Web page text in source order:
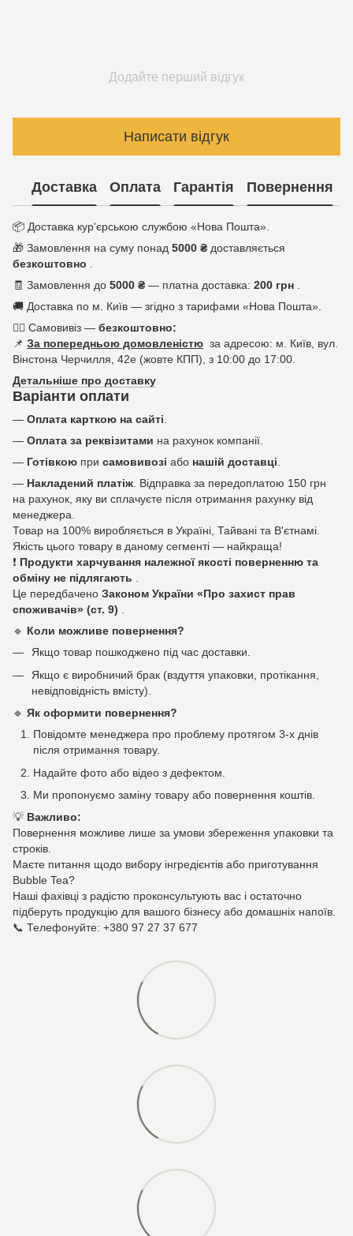
Додайте перший відгук
Написати відгук
Доставка Оплата Гарантія Повернення
📦 Доставка кур'єрською службою «Нова Пошта».
🎁 Замовлення на суму понад 5000 ₴ доставляється
безкоштовно
🧾 Замовлення до 5000 ₴ — платна доставка: 200 грн
🚚 Доставка по м. Київ — згідно з тарифами «Нова Пошта».
🚶‍♀️ Самовивіз — безкоштовно:
📌 За попередньою домовленістю за адресою: м. Київ, вул.
Вінстона Черчилля, 42е (жовте КПП), з 10:00 до 17:00.
Детальніше про доставку
Варіанти оплати
— Оплата карткою на сайті.
— Оплата за реквізитами на рахунок компанії.
— Готівкою при самовивозі або нашій доставці.
— Накладений платіж. Відправка за передоплатою 150 грн
на рахунок, яку ви сплачуєте після отримання рахунку від
менеджера.
Товар на 100% виробляється в Україні, Тайвані та В'єтнамі.
Якість цього товару в даному сегменті — найкраща!
❗ Продукти харчування належної якості поверненню та
обміну не підлягають .
Це передбачено Законом України «Про захист прав
споживачів» (ст. 9) .
🔹 Коли можливе повернення?
Якщо товар пошкоджено під час доставки.
Якщо є виробничий брак (вздуття упаковки, протікання,
невідповідність вмісту).
🔹 Як оформити повернення?
Повідомте менеджера про проблему протягом 3-х днів
після отримання товару.
Надайте фото або відео з дефектом.
Ми пропонуємо заміну товару або повернення коштів.
💡 Важливо:
Повернення можливе лише за умови збереження упаковки та
строків.
Маєте питання щодо вибору інгредієнтів або приготування
Bubble Tea?
Наші фахівці з радістю проконсультують вас і остаточно
підберуть продукцію для вашого бізнесу або домашніх напоїв.
📞 Телефонуйте: +380 97 27 37 677